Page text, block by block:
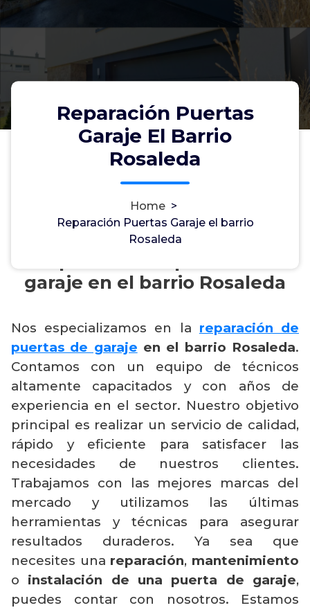
Reparación Puertas
Garaje El Barrio
Rosaleda
Home >
Reparación Puertas Garaje el barrio
Rosaleda
garaje en el barrio Rosaleda
Nos especializamos en la reparación de
puertas de garaje en el barrio Rosaleda.
Contamos con un equipo de técnicos
altamente capacitados y con años de
experiencia en el sector. Nuestro objetivo
principal es realizar un servicio de calidad,
rápido y eficiente para satisfacer las
necesidades de nuestros clientes.
Trabajamos con las mejores marcas del
mercado y utilizamos las últimas
herramientas y técnicas para asegurar
resultados duraderos. Ya sea que
necesites una reparación, mantenimiento
o instalación de una puerta de garaje,
puedes contar con nosotros. Estamos